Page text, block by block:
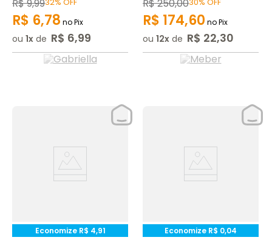
R$9,99
R$ 6,78 no Pix
ou 1 de R$ 6,99
R$250,00
R$ 174,60 no Pix
ou 12 de R$ 22,30
Economize R$ 4,91 Economize R$ 0,04